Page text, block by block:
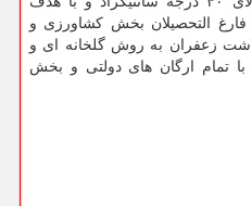
فارغ التحصیلان بخش کشاورزی و
زعفران به روش گلخانه ای و
تمام ارگان های دولتی و بخش